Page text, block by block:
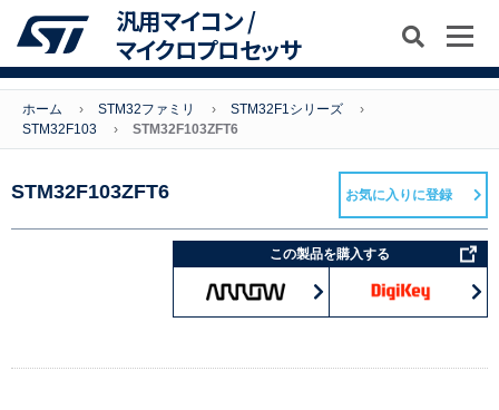
汎用マイコン /
マイクロプロセッサ
ホーム STM32ファミリ
STM32F1シリーズ
STM32F103
STM32F103ZFT6
STM32F103ZFT6
この製品を購入する
お気に入りに登録